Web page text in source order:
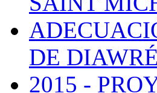
DE
2015 -